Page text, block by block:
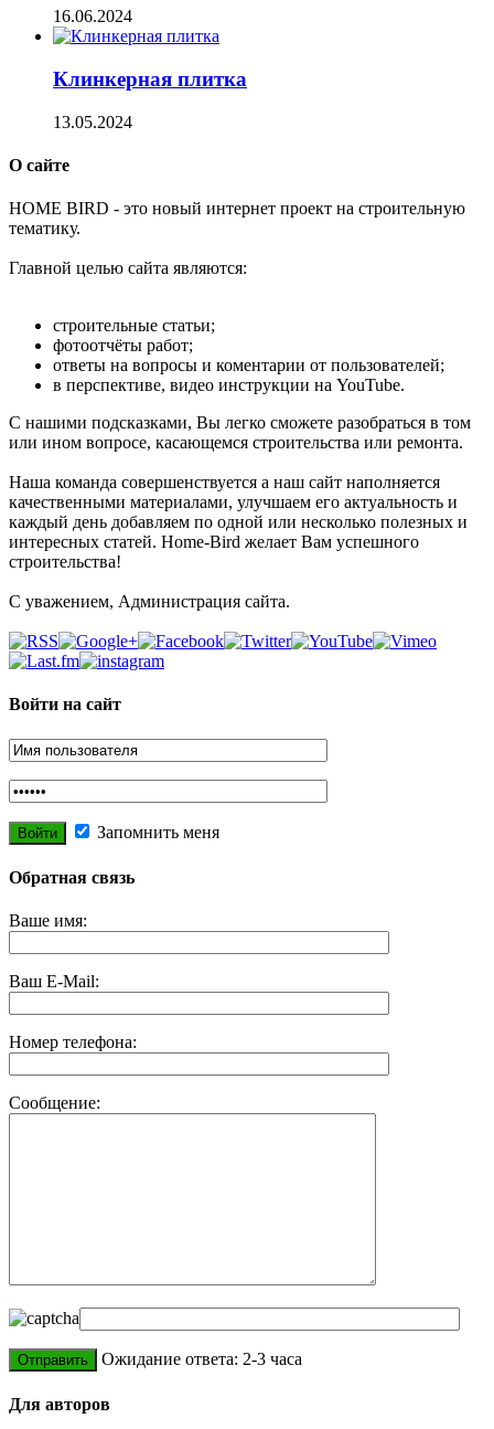
16.06.2024
Клинкерная плитка
13.05.2024
О сайте
HOME BIRD - это новый интернет проект на строительную
тематику.
Главной целью сайта являются:
строительные статьи;
фотоотчёты работ;
ответы на вопросы и коментарии от пользователей;
в перспективе, видео инструкции на YouTube.
С нашими подсказками, Вы легко сможете разобраться в том
или ином вопросе, касающемся строительства или ремонта.
Наша команда совершенствуется а наш сайт наполняется
качественными материалами, улучшаем его актуальность и
каждый день добавляем по одной или несколько полезных и
интересных статей. Home-Bird желает Вам успешного
строительства!
С уважением, Администрация сайта.
Войти на сайт
Запомнить меня
Обратная связь
Ваше имя:
Ваш E-Mail:
Номер телефона:
Сообщение:
Ожидание ответа: 2-3 часа
Для авторов